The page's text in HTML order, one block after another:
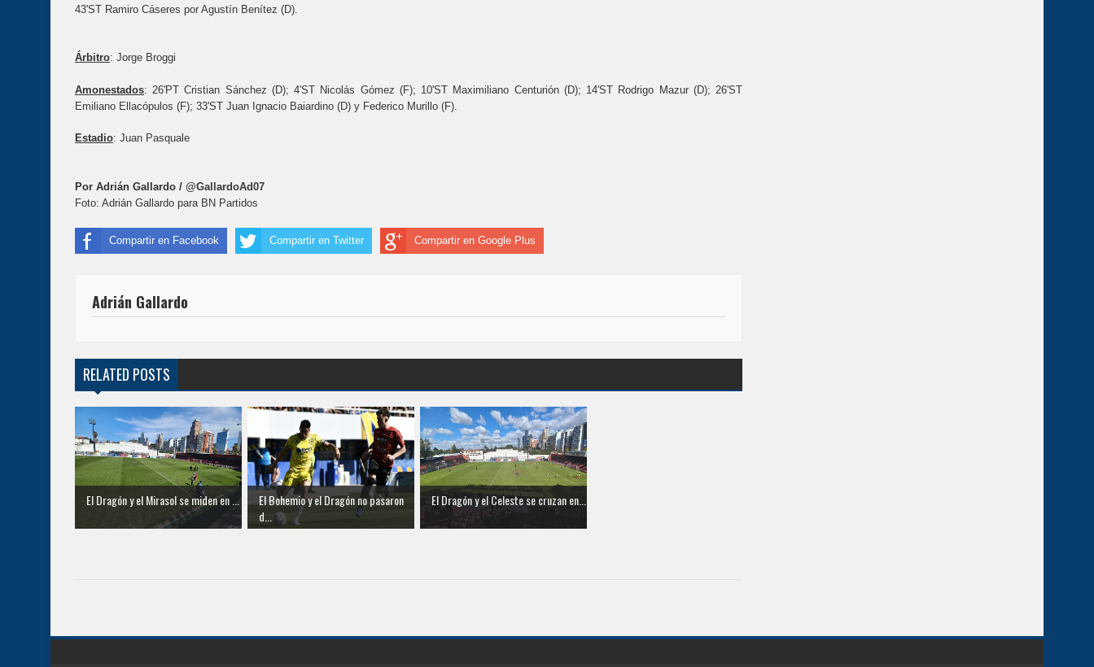
43'ST Ramiro Cáseres por Agustín Benítez (D).
Árbitro: Jorge Broggi
Amonestados: 26'PT Cristian Sánchez (D); 4'ST Nicolás Gómez (F); 10'ST Maximiliano Centurión (D); 14'ST Rodrigo Mazur (D); 26'ST
Emiliano Ellacópulos (F); 33'ST Juan Ignacio Baiardino (D) y Federico Murillo (F).
Estadio: Juan Pasquale
Por Adrián Gallardo / @GallardoAd07
Foto: Adrián Gallardo para BN Partidos
Compartir en Facebook Compartir en Twitter Compartir en Google Plus
Adrián Gallardo
RELATED POSTS
El Dragón y el Mirasol se miden en ...
El Bohemio y el Dragón no pasaron
d...
El Dragón y el Celeste se cruzan en...